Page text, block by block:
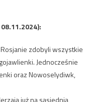
zdobyli wszystkie
Jednocześnie
oraz Nowoselydiwk,
już na sąsiednią